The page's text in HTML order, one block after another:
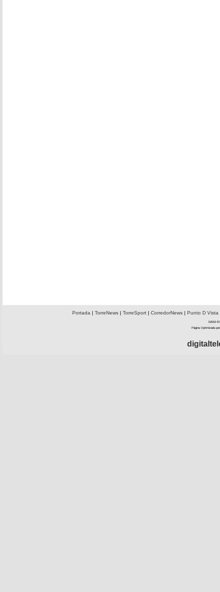
Portada | TorreNews| TorreSport| CorredorNews| Punto D Vista
©2010 El
Página Optimizada